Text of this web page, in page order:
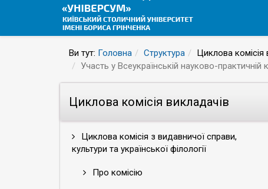
Ви тут: Головна Структура Циклова комісія
Участь у Всеукраїнській науково-практичній
Циклова комісія викладачів
Циклова комісія з видавничої справи,
культури та української філології
Про комісію